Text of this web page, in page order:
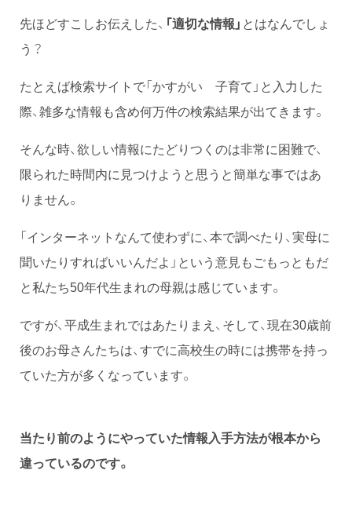
先ほどすこしお伝えした、 「適切な情報」 とはなんでしょ
う？
たとえば検索サイトで「かすがい 子育て」と入力した
際、雑多な情報も含め何万件の検索結果が出てきます。
そんな時、欲しい情報にたどりつくのは非常に困難で、
限られた時間内に見つけようと思うと簡単な事ではあ
りません。
「インターネットなんて使わずに、本で調べたり、実母に
聞いたりすればいいんだよ」という意見もごもっともだ
と私たち50年代生まれの母親は感じています。
ですが、平成生まれではあたりまえ、そして、現在30歳前
後のお母さんたちは、すでに高校生の時には携帯を持っ
ていた方が多くなっています。
当たり前のようにやっていた情報入手方法が根本から
違っているのです。